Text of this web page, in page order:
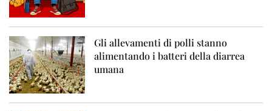
Gli allevamenti di polli stanno
alimentando i batteri della diarrea
umana